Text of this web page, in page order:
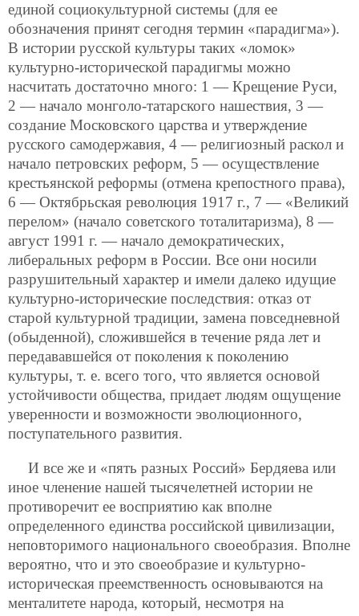
единой социокультурной системы (для ее
обозначения принят сегодня термин «парадигма»).
В истории русской культуры таких «ломок»
культурно-исторической парадигмы можно
насчитать достаточно много: 1 — Крещение Руси,
2 — начало монголо-татарского нашествия, 3 —
создание Московского царства и утверждение
русского самодержавия, 4 — религиозный раскол и
начало петровских реформ, 5 — осуществление
крестьянской реформы (отмена крепостного права),
6 — Октябрьская революция 1917 г., 7 — «Великий
перелом» (начало советского тоталитаризма), 8 —
август 1991 г. — начало демократических,
либеральных реформ в России. Все они носили
разрушительный характер и имели далеко идущие
культурно-исторические последствия: отказ от
старой культурной традиции, замена повседневной
(обыденной), сложившейся в течение ряда лет и
передававшейся от поколения к поколению
культуры, т. е. всего того, что является основой
устойчивости общества, придает людям ощущение
уверенности и возможности эволюционного,
поступательного развития.
И все же и «пять разных Россий» Бердяева или
иное членение нашей тысячелетней истории не
противоречит ее восприятию как вполне
определенного единства российской цивилизации,
неповторимого национального своеобразия. Вполне
вероятно, что и это своеобразие и культурно-
историческая преемственность основываются на
менталитете народа, который, несмотря на